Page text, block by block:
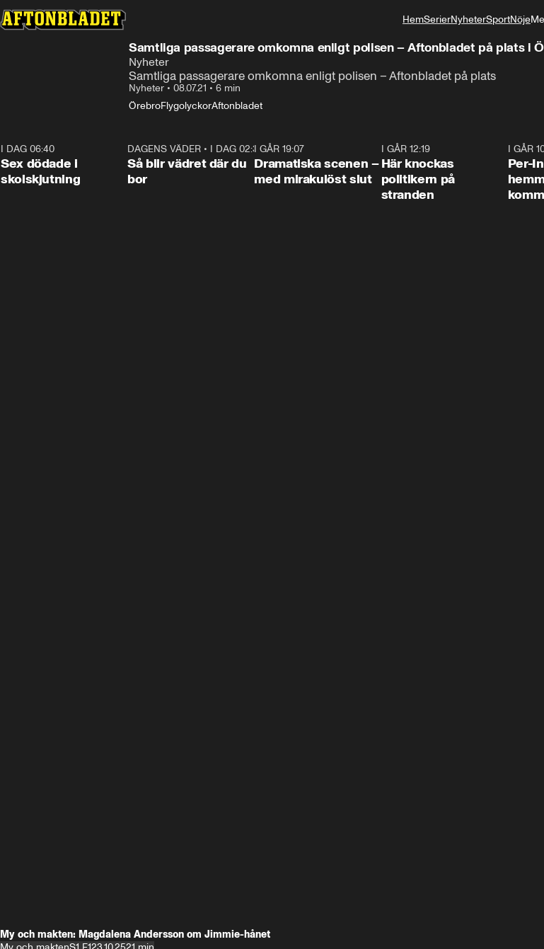
HemSerierNyheterSportNöje
Livsstil
Samtliga passagerare omkomna enligt polisen – Aftonbladet på plats i
Nyheter
Samtliga passagerare omkomna enligt polisen – Aftonbladet på plats
Nyheter • 08.07.21 • 6 min
ÖrebroFlygolyckorAftonbladet
I DAG 06:40
Sex dödade i
skolskjutning
1:06
DAGENS VÄDER • I DAG 02:30
Så blir vädret där du
bor
I GÅR 19:07
Dramatiska scenen –
med mirakulöst slut
I GÅR 12:19
Här knockas
politikern på
stranden
I GÅR
Per-
My och makten: Magdalena Andersson om Jimmie-hånet